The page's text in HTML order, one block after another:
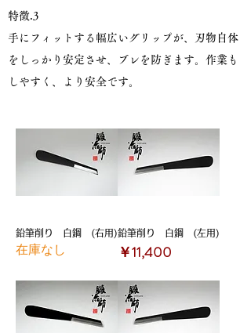
特徴.3
手にフィットする幅広いグリップが、刃物自体
をしっかり安定させ、ブレを防ぎます。作業も
しやすく、より安全です。
鉛筆削り 白鋼 (右用)
在庫なし
鉛筆削り 白鋼 (左用)
価格
￥11,400